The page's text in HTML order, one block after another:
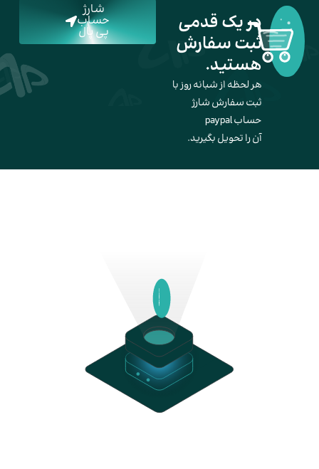
شارژ
حساب
پی پال
در یک قدمی
ثبت سفارش
هستید.
هر لحظه از شبانه روز با
ثبت سفارش شارژ
حساب paypal
آن را تحویل بگیرید.